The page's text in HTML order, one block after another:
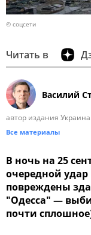
© соцсети
Читать в
Василий
автор издания
Все материалы
В ночь на 25
очередной удар
повреждены
"Одесса" —
почти